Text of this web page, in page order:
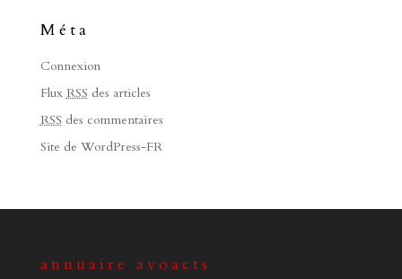
Méta
Connexion
Flux RSS des articles
RSS des commentaires
Site de WordPress-FR
annuaire avoacts